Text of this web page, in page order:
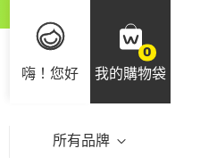
嗨！您好
0
我的購物袋
所有品牌